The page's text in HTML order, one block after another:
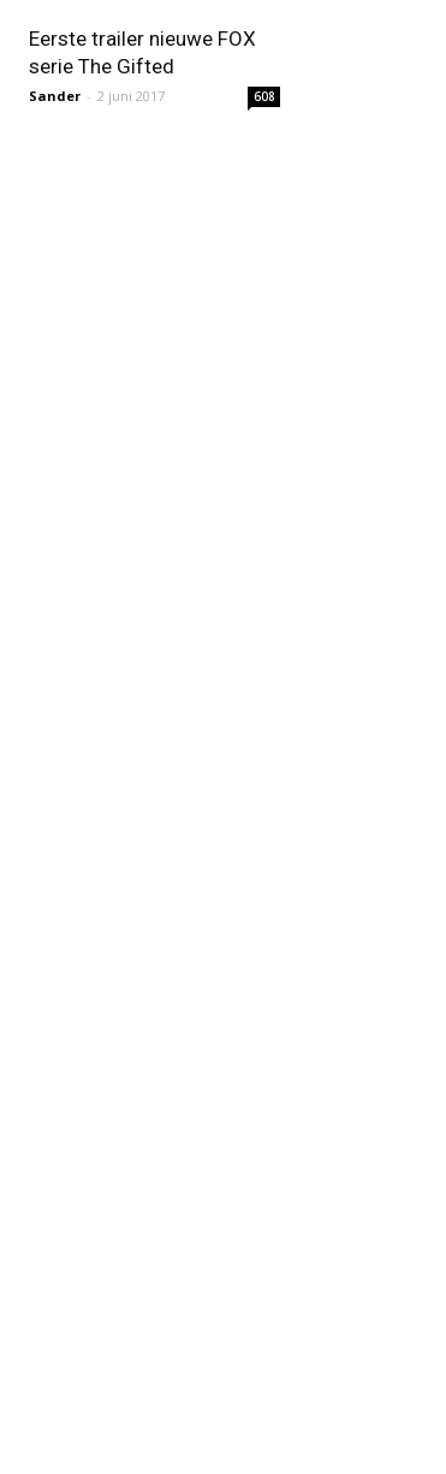
Eerste trailer nieuwe FOX
serie The Gifted
Sander - 2 juni 2017 608